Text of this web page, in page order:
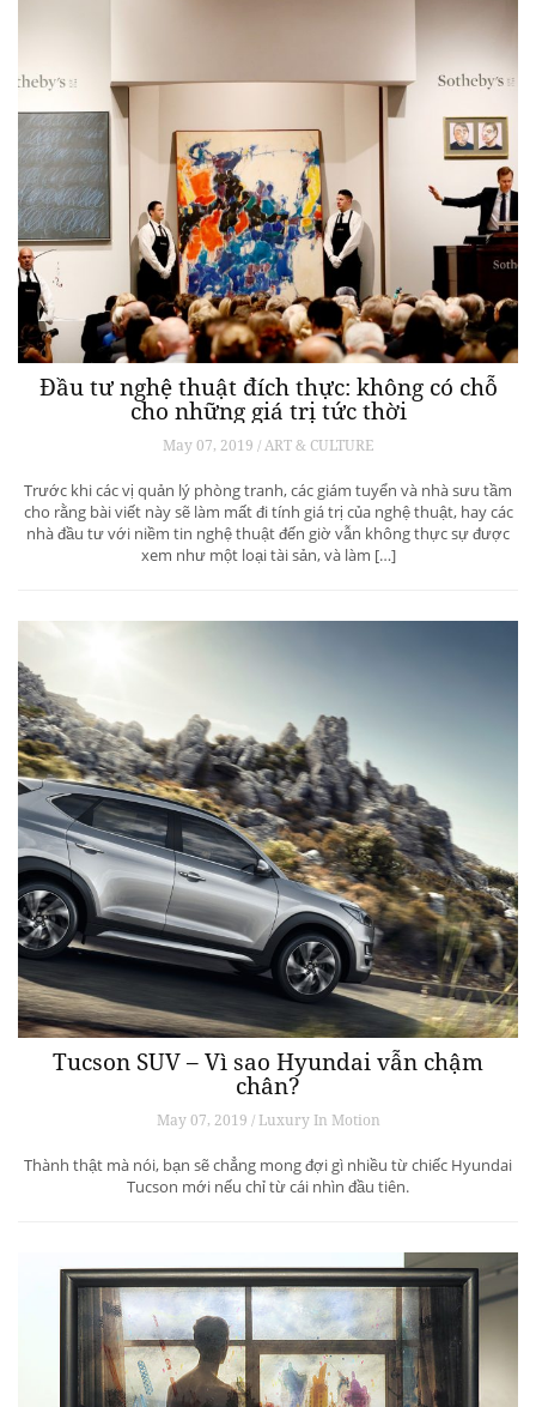
Đầu tư nghệ thuật đích thực: không có chỗ
cho những giá trị tức thời
May 07, 2019 / ART & CULTURE
Trước khi các vị quản lý phòng tranh, các giám tuyển và nhà sưu tầm
cho rằng bài viết này sẽ làm mất đi tính giá trị của nghệ thuật, hay các
nhà đầu tư với niềm tin nghệ thuật đến giờ vẫn không thực sự được
xem như một loại tài sản, và làm […]
Tucson SUV – Vì sao Hyundai vẫn chậm
chân?
May 07, 2019 / Luxury In Motion
Thành thật mà nói, bạn sẽ chẳng mong đợi gì nhiều từ chiếc Hyundai
Tucson mới nếu chỉ từ cái nhìn đầu tiên.